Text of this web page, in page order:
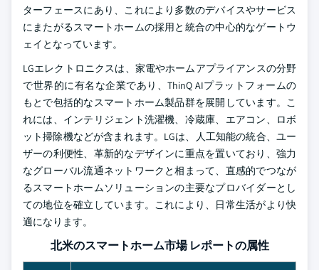
ターフェースにあり、これにより多数のデバイスやサービス
にまたがるスマートホームの採用と統合の中心的なゲートウ
ェイとなっています。
LGエレクトロニクスは、家電やホームアプライアンスの分野
で世界的に有名な企業であり、ThinQ AIプラットフォームの
もとで包括的なスマートホーム製品群を展開しています。こ
れには、インテリジェント洗濯機、冷蔵庫、エアコン、ロボ
ット掃除機などが含まれます。LGは、人工知能の統合、ユー
ザーの利便性、革新的なデザインに重点を置いており、強力
なグローバル流通ネットワークと相まって、直感的でつなが
るスマートホームソリューションの主要なプロバイダーとし
ての地位を確立しています。これにより、日常生活がより快
適になります。
北米のスマートホーム市場 レポートの属性